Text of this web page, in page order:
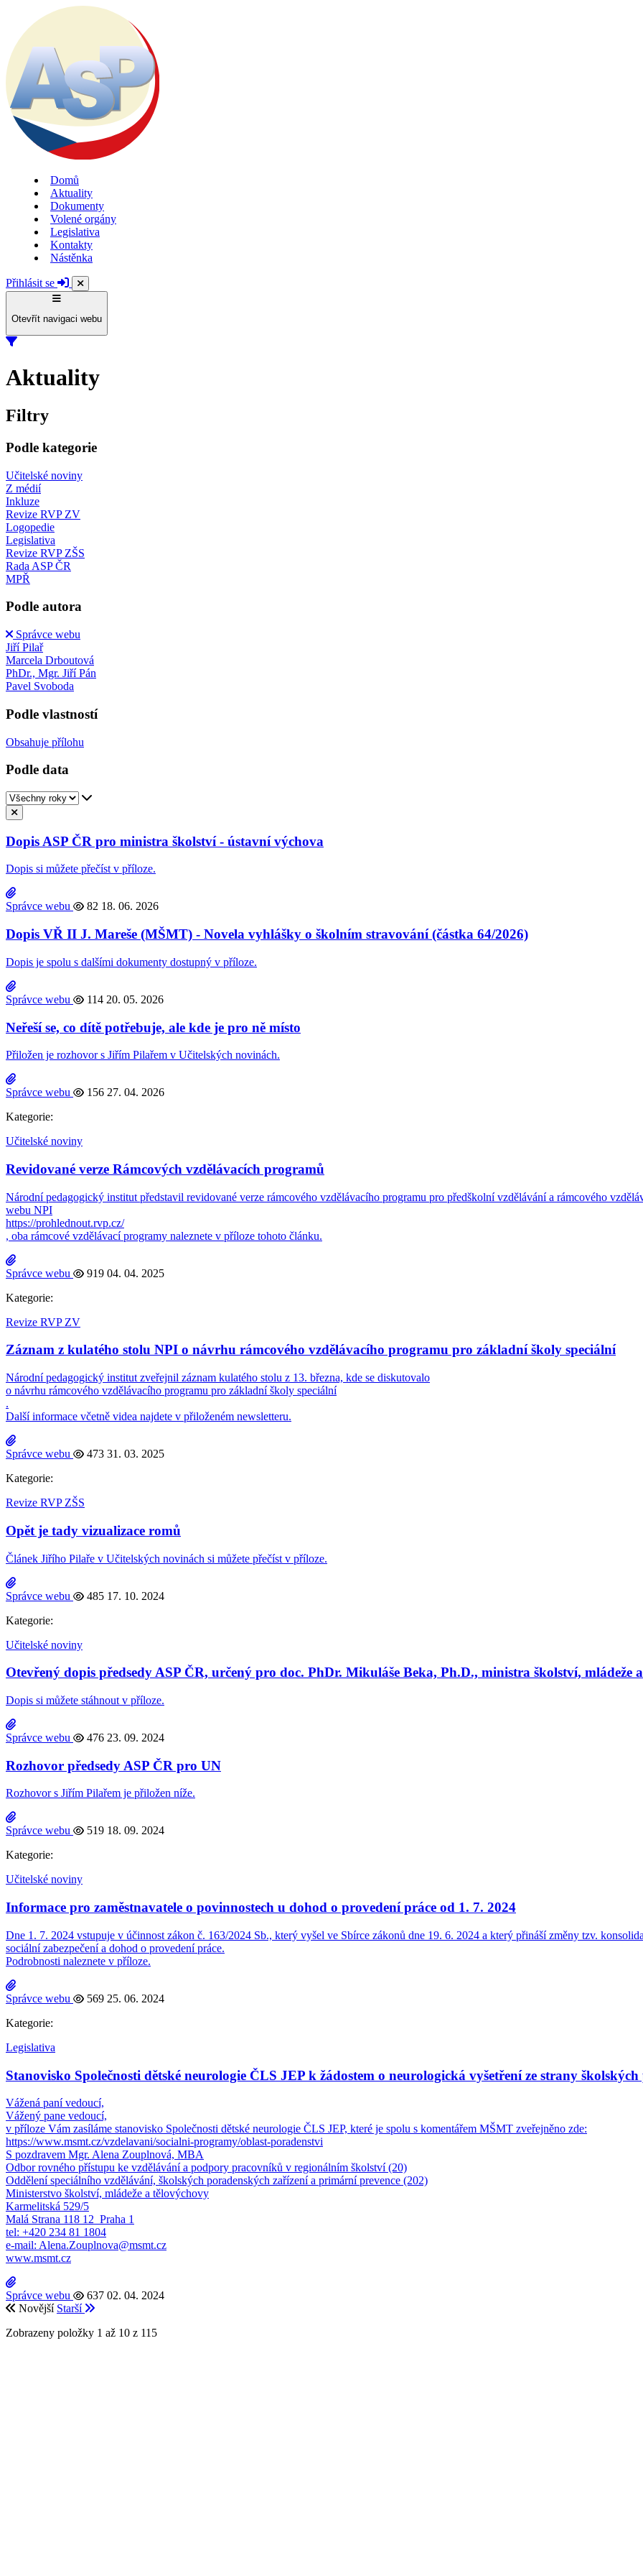
Domů
Aktuality
Dokumenty
Volené orgány
Legislativa
Kontakty
Nástěnka
Přihlásit se
Otevřít navigaci webu
Aktuality
Filtry
Podle kategorie
Učitelské noviny
Z médií
Inkluze
Revize RVP ZV
Logopedie
Legislativa
Revize RVP ZŠS
Rada ASP ČR
MPŘ
Podle autora
Správce webu
Jiří Pilař
Marcela Drboutová
PhDr., Mgr. Jiří Pán
Pavel Svoboda
Podle vlastností
Obsahuje přílohu
Podle data
Dopis ASP ČR pro ministra školství - ústavní výchova
Dopis si můžete přečíst v příloze.
Správce webu 82 18. 06. 2026
Dopis VŘ II J. Mareše (MŠMT) - Novela vyhlášky o školním stravování (částka 64/2026)
Dopis je spolu s dalšími dokumenty dostupný v příloze.
Správce webu 114 20. 05. 2026
Neřeší se, co dítě potřebuje, ale kde je pro ně místo
Přiložen je rozhovor s Jiřím Pilařem v Učitelských novinách.
Správce webu 156 27. 04. 2026
Kategorie:
Učitelské noviny
Revidované verze Rámcových vzdělávacích programů
Národní pedagogický institut představil revidované verze rámcového vzdělávacího programu pro předškolní vzdělávání a rámcového
webu NPI
https://prohlednout.rvp.cz/
, oba rámcové vzdělávací programy naleznete v příloze tohoto článku.
Správce webu 919 04. 04. 2025
Kategorie:
Revize RVP ZV
Záznam z kulatého stolu NPI o návrhu rámcového vzdělávacího programu pro základní školy speciální
Národní pedagogický institut zveřejnil záznam kulatého stolu z 13. března, kde se diskutovalo
o návrhu rámcového vzdělávacího programu pro základní školy speciální
.
Další informace včetně videa najdete v přiloženém newsletteru.
Správce webu 473 31. 03. 2025
Kategorie:
Revize RVP ZŠS
Opět je tady vizualizace romů
Článek Jiřího Pilaře v Učitelských novinách si můžete přečíst v příloze.
Správce webu 485 17. 10. 2024
Kategorie:
Učitelské noviny
Otevřený dopis předsedy ASP ČR, určený pro doc. PhDr. Mikuláše Beka, Ph.D., ministra školství, mládeže
Dopis si můžete stáhnout v příloze.
Správce webu 476 23. 09. 2024
Rozhovor předsedy ASP ČR pro UN
Rozhovor s Jiřím Pilařem je přiložen níže.
Správce webu 519 18. 09. 2024
Kategorie:
Učitelské noviny
Informace pro zaměstnavatele o povinnostech u dohod o provedení práce od 1. 7. 2024
Dne 1. 7. 2024 vstupuje v účinnost zákon č. 163/2024 Sb., který vyšel ve Sbírce zákonů dne 19. 6. 2024 a který přináší změny tzv.
sociální zabezpečení a dohod o provedení práce.
Podrobnosti naleznete v příloze.
Správce webu 569 25. 06. 2024
Kategorie:
Legislativa
Stanovisko Společnosti dětské neurologie ČLS JEP k žádostem o neurologická vyšetření ze strany
Vážená paní vedoucí,
Vážený pane vedoucí,
v příloze Vám zasíláme stanovisko Společnosti dětské neurologie ČLS JEP, které je spolu s komentářem MŠMT zveřejněno zde:
https://www.msmt.cz/vzdelavani/socialni-programy/oblast-poradenstvi
S pozdravem Mgr. Alena Zouplnová, MBA
Odbor rovného přístupu ke vzdělávání a podpory pracovníků v regionálním školství (20)
Oddělení speciálního vzdělávání, školských poradenských zařízení a primární prevence (202)
Ministerstvo školství, mládeže a tělovýchovy
Karmelitská 529/5
Malá Strana 118 12 Praha 1
tel: +420 234 81 1804
e-mail: Alena.Zouplnova@msmt.cz
www.msmt.cz
Správce webu 637 02. 04. 2024
Novější Starší
Zobrazeny položky 1 až 10 z 115